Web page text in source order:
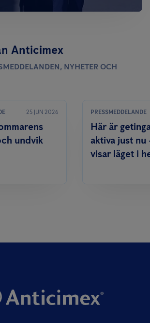
Anticimex
NYHETER OCH
25 JUN 2026
undvik
PRESSMEDDELANDE
Här är
aktiva just nu
visar läget i